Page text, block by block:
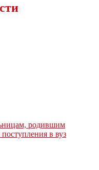
родившим
в вуз